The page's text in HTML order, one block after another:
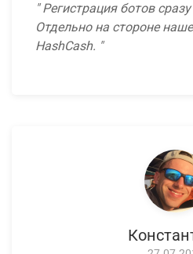
Регистрация ботов
Отдельно на стороне
HashCash.